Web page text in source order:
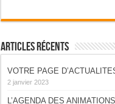
Articles Récents
VOTRE PAGE
2 janvier 2023
L’AGENDA DES ANIMATIONS